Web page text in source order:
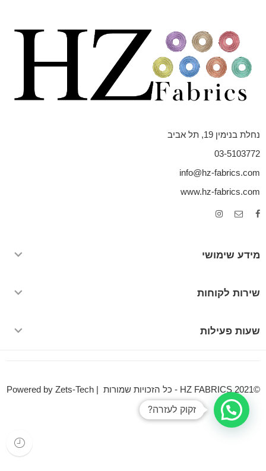
נחלת בנימין 19, תל אביב
03-5103772
info@hz-fabrics.com
www.hz-fabrics.com
מידע שימושי
שירות לקוחות
שעות פעילות
©HZ FABRICS 2021 - כל הזכויות שמורות | Powered by Zets-Tech
זקוק לעזרה?